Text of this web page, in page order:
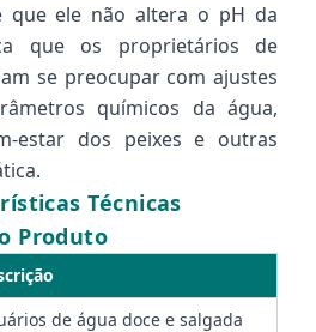
que ele não altera o pH da
que os proprietários de
se preocupar com ajustes
químicos da água,
estar dos peixes e outras
Técnicas
Produto
de água doce e salgada